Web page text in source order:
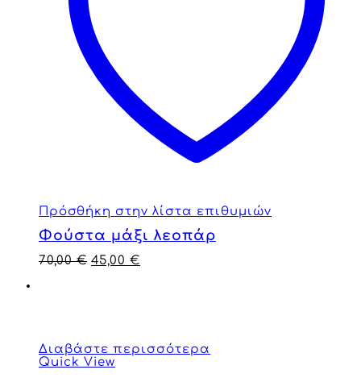
Πρόσθήκη στην λίστα επιθυμιών
Φούστα μάξι λεοπάρ
70,00€ 45,00 €
Διαβάστε περισσότερα
Quick View